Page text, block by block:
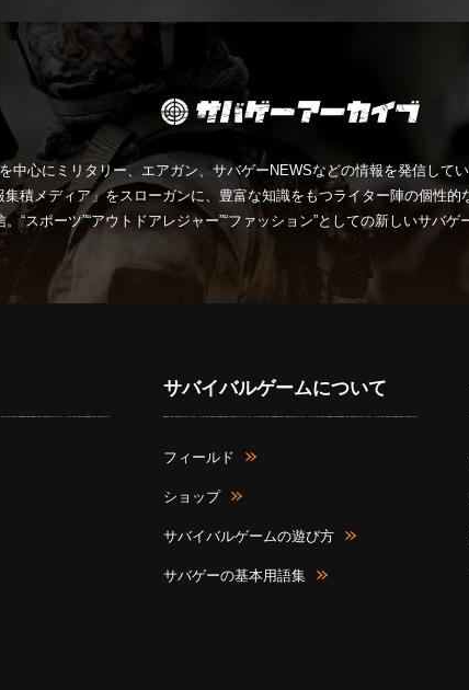
中心にミリタリー、エアガン、サバゲーNEWSなどの情報を発信して
集積メディア」をスローガンに、豊富な知識をもつライター陣の個性
。“スポーツ”“アウトドアレジャー”“ファッション”としての新しいサバゲ
サバイバルゲームについて
フィールド
ショップ
サバイバルゲームの遊び方
サバゲーの基本用語集